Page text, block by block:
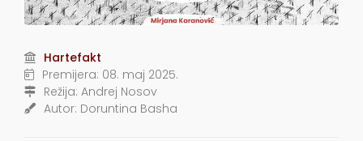
Hartefakt
Premijera: 08. maj 2025.
Režija: Andrej Nosov
Autor: Doruntina Basha